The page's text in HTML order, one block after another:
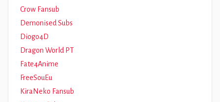
Crow Fansub
Demonised Subs
Diogo4D
Dragon World PT
Fate4Anime
FreeSouEu
KiraNeko Fansub